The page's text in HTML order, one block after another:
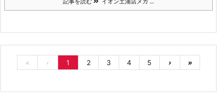
« ‹ 1 2 3 4 5 › »